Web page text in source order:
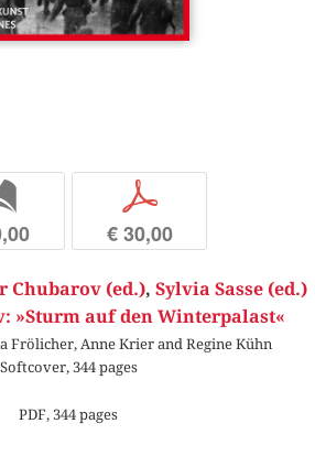
p
€ 30,00
Chubarov (ed.), Sylvia Sasse (ed.)
»Sturm auf den Winterpalast«
Frölicher, Anne Krier and Regine Kühn
Softcover, 344 pages
PDF, 344 pages